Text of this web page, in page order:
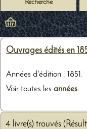
Recherche
Ouvrages édités en
Années d'édition : 1851.
Voir toutes les années.
4 livre(s) trouvés